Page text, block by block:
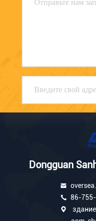
Dongguan
86-